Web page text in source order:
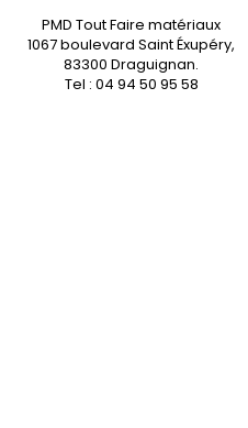
PMD Tout Faire matériaux
1067 boulevard Saint Éxupéry,
83300 Draguignan.
Tel : 04 94 50 95 58